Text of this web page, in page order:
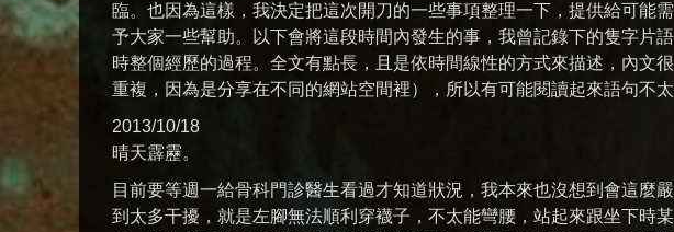
臨。也因為這樣，我決定把這次開刀的一些事項整理一下，提供給可能
予大家一些幫助。以下會將這段時間內發生的事，我曾記錄下的隻字片
時整個經歷的過程。全文有點長，且是依時間線性的方式來描述，內文
重複，因為是分享在不同的網站空間裡），所以有可能閱讀起來語句不太
2013/10/18
晴天霹靂。
目前要等週一給骨科門診醫生看過才知道狀況，我本來也沒想到會這麼
到太多干擾，就是左腳無法順利穿襪子，不太能彎腰，站起來跟坐下時